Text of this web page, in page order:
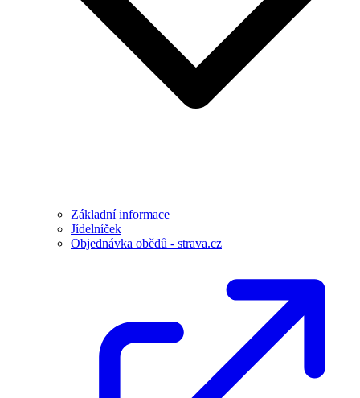
Základní informace
Jídelníček
Objednávka obědů - strava.cz